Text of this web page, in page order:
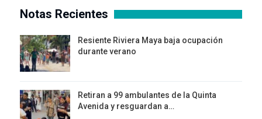
Notas Recientes
Resiente Riviera Maya baja ocupación
durante verano
Retiran a 99 ambulantes de la Quinta
Avenida y resguardan a…